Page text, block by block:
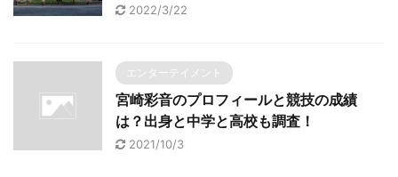
2022/3/22
エンターテイメント
宮崎彩音のプロフィールと競技の成績
は？出身と中学と高校も調査！
2021/10/3